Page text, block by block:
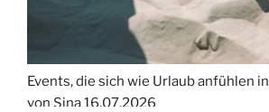
Events, die sich wie Urlaub anfühlen
von Sina16.07.2026